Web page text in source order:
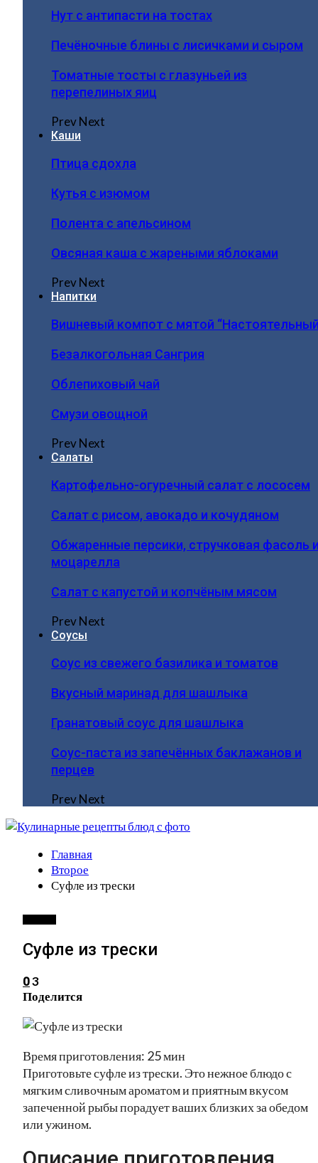
Нут с антипасти на тостах
Печёночные блины с лисичками и сыром
Томатные тосты с глазуньей из
перепелиных яиц
PrevNext
Каши
Птица сдохла
Кутья с изюмом
Полента с апельсином
Овсяная каша с жареными яблоками
PrevNext
Напитки
Вишневый компот с мятой
Безалкогольная Сангрия
Облепиховый чай
Смузи овощной
PrevNext
Салаты
Картофельно-огуречный салат с лососем
Салат с рисом, авокадо и кочудяном
Обжаренные персики, стручковая фасоль
моцарелла
Салат с капустой и копчёным мясом
PrevNext
Соусы
Соус из свежего базилика и томатов
Вкусный маринад для шашлыка
Гранатовый соус для шашлыка
Соус-паста из запечённых баклажанов и
перцев
PrevNext
Главная
Второе
Суфле из трески
Суфле из трески
03
Поделится
Время приготовления: 25 мин
Приготовьте суфле из трески. Это нежное блюдо с
мягким сливочным ароматом и приятным вкусом
запеченной рыбы порадует ваших близких за обедом
или ужином.